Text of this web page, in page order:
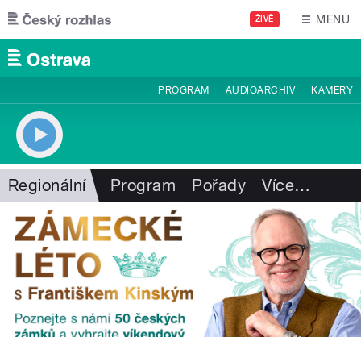
Přejít k hlavnímu obsahu
ŽIVĚ MENU
PROGRAM AUDIOARCHIV KAMERY
Regionální Program Pořady Více…